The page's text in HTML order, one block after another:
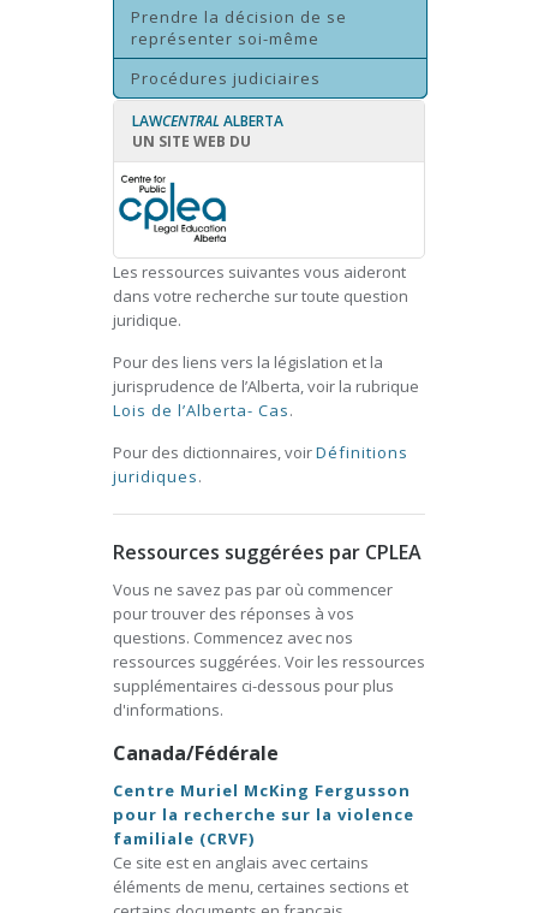
Prendre la décision de se
représenter soi-même
Procédures judiciaires
LAWCENTRAL ALBERTA
UN SITE WEB DU
Les ressources suivantes vous aideront
dans votre recherche sur toute question
juridique.
Pour des liens vers la législation et la
jurisprudence de l’Alberta, voir la rubrique
Lois de l’Alberta- Cas.
Pour des dictionnaires, voirDéfinitions
juridiques.
Ressources suggérées par CPLEA
Vous ne savez pas par où commencer
pour trouver des réponses à vos
questions. Commencez avec nos
ressources suggérées. Voir les ressources
supplémentaires ci-dessous pour plus
d'informations.
Canada/Fédérale
Centre Muriel McKing Fergusson
pour la recherche sur la violence
familiale (CRVF)
Ce site est en anglais avec certains
éléments de menu, certaines sections et